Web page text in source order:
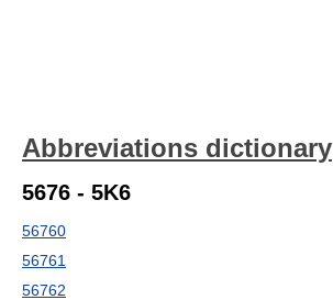
Abbreviations dictionary
5676 - 5K6
56760
56761
56762